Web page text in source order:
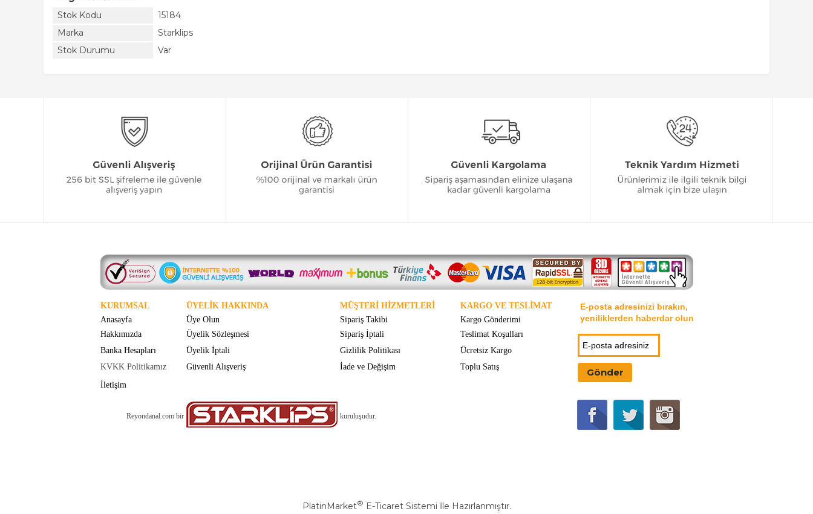
Stok Kodu
15184
Marka
Starklips
Stok Durumu
Var
KURUMSAL ÜYELİK HAKKINDA MÜŞTERİ HİZMETLERİ KARGO VE TESLİMAT
E-posta adresinizi bırakın,
yeniliklerden haberdar olun
Anasayfa Üye Olun Sipariş Takibi
Kargo Gönderimi
Hakkımızda
Üyelik Sözleşmesi Sipariş İptali
Teslimat Koşulları
Banka Hesapları
Üyelik İptali Gizlilik Politikası
Ücretsiz Kargo
KVKK Politikamız
Güvenli Alışveriş İade ve Değişim
Toplu Satış
İletişim
Reyondanal.com bir kuruluşudur.
PlatinMarket® E-Ticaret Sistemi İle Hazırlanmıştır.